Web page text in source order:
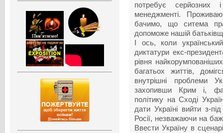
потребує
менеджменті.
бачимо, що ситема
допоможе нашій
І ось, коли
диктатури екс-
рівня
багатьох життів,
внутрішні проблеми
захопивши Крим і,
політику на Сході
дати Україні вийти з-
Росії, незважаючи на
Ввести Україну в